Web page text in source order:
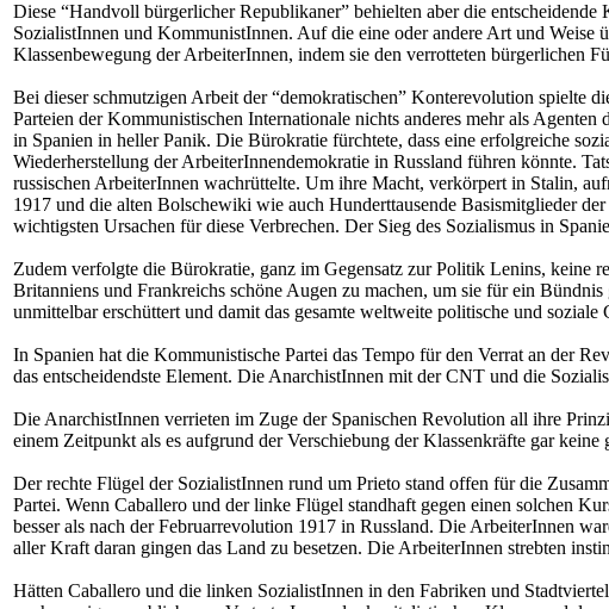
Diese “Handvoll bürgerlicher Republikaner” behielten aber die
SozialistInnen und KommunistInnen. Auf die eine oder andere Art und Weise
Klassenbewegung der ArbeiterInnen, indem sie den verrotteten bürgerlichen
Bei dieser schmutzigen Arbeit der “demokratischen” Konterevolution spielte
Parteien der Kommunistischen Internationale nichts anderes mehr als
in Spanien in heller Panik. Die Bürokratie fürchtete, dass eine erfolgreiche
Wiederherstellung der ArbeiterInnendemokratie in Russland führen könnte.
russischen ArbeiterInnen wachrüttelte. Um ihre Macht, verkörpert in Stalin,
1917 und die alten Bolschewiki wie auch Hunderttausende Basismitglieder
wichtigsten Ursachen für diese Verbrechen. Der Sieg des Sozialismus in
Zudem verfolgte die Bürokratie, ganz im Gegensatz zur Politik Lenins, keine
Britanniens und Frankreichs schöne Augen zu machen, um sie für ein
unmittelbar erschüttert und damit das gesamte weltweite politische und soziale
In Spanien hat die Kommunistische Partei das Tempo für den Verrat an der
das entscheidendste Element. Die AnarchistInnen mit der CNT und die
Die AnarchistInnen verrieten im Zuge der Spanischen Revolution all ihre
einem Zeitpunkt als es aufgrund der Verschiebung der Klassenkräfte gar
Der rechte Flügel der SozialistInnen rund um Prieto stand offen für die
Partei. Wenn Caballero und der linke Flügel standhaft gegen einen solchen
besser als nach der Februarrevolution 1917 in Russland. Die ArbeiterInnen
aller Kraft daran gingen das Land zu besetzen. Die ArbeiterInnen strebten
Hätten Caballero und die linken SozialistInnen in den Fabriken und